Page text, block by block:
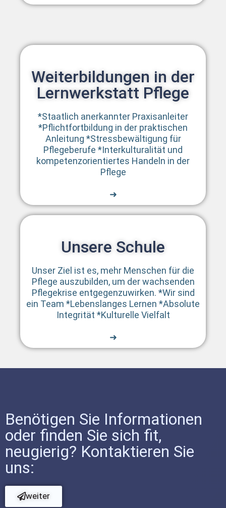
Einführung der
Ausbildung ab 2027 geplant
Veröffentlicht: 24. September 2025
Die Bundesregierung hat den
Pflegefachassistenzausbildung (Entwurf
21/1493) in erster Lesung eingebracht.
• Einheitliches Berufsbild: Die bisher
27 unterschiedlichen
Landesregelungen für Pflegehilfe-
und Assistenz-Ausbildungen werden
• Ausbildungsdauer: in der Regel 18
Monate in Vollzeit; Teilzeitmodelle
Berufserfahrung möglich.
• Zugang: Hauptschulabschluss wird
grundsätzlich benötigt; auch ohne
formalen Abschluss möglich bei
positiver Prognose durch
Pflegeschule.
• Vergütung: Alle Auszubildenden
Ausbildungsvergütung.
• Anerkennung ausländischer
Die neue
Pflegefachassistenzausbildung soll ab
dem 1. Januar 2027 starten
Weiterbildungen in der
Lernwerkstatt Pflege
*Staatlich anerkannter Praxisanleiter
*Pflichtfortbildung in der praktischen
Anleitung *Stressbewältigung für
Pflegeberufe *Interkulturalität und
kompetenzorientiertes Handeln in der
Pflege
➜
Unsere Schule​
Unser Ziel ist es, mehr Menschen für die
Pflege auszubilden, um der wachsenden
Pflegekrise entgegenzuwirken. *Wir sind
ein Team *Lebenslanges Lernen *Absolute
Integrität *Kulturelle Vielfalt
➜
Benötigen Sie Informationen
oder finden Sie sich fit,
neugierig? Kontaktieren Sie
uns:
weiter